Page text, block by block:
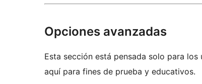
Opciones avanzadas
Esta sección está pensada solo para
aquí para fines de prueba y educativos.